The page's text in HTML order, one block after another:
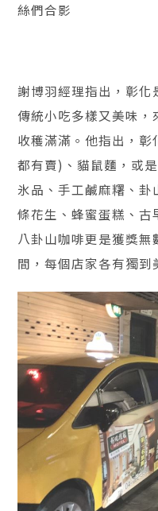
絲們合影
謝博羽經理指出，彰
傳統小吃多樣又美味，
收穫滿滿。他指出，
都有賣)、貓鼠麵，或
氷品、手工鹹麻糬、
條花生、蜂蜜蛋糕、古
八卦山咖啡更是獲獎
間，每個店家各有獨到